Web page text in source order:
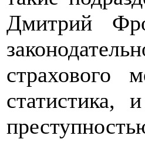
Дмитрий
страхового
статистика,